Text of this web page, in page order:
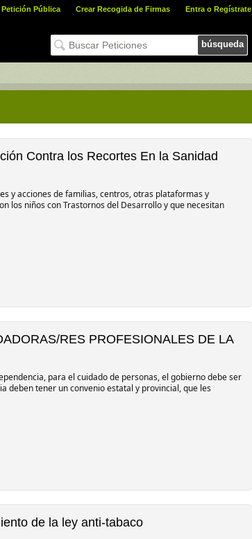
Petición Pública Crear Recogida de Firmas Entra o Regístrate
búsqueda
Contra los Recortes En la Sanidad
y acciones de familias, centros, otras plataformas y
los niños con Trastornos del Desarrollo y que necesitan
RES PROFESIONALES DE LA
para el cuidado de personas, el gobierno debe ser
deben tener un convenio estatal y provincial, que les
de la ley anti-tabaco